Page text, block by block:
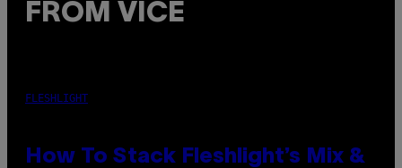
FROM VICE
FLESHLIGHT
How To Stack Fleshlight’s Mix &